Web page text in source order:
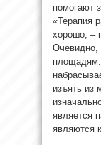
помогают
«Терапия
хорошо, –
Очевидно,
площадям:
изъять из
является
являются